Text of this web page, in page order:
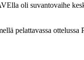
oli suvantovaihe
pelattavassa ottelussa